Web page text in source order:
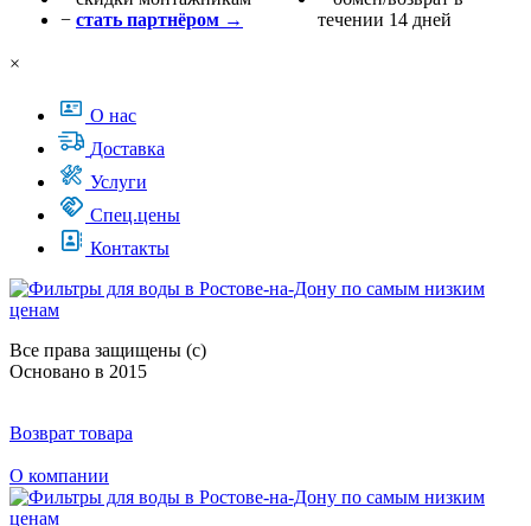
− стать партнёром →
течении 14 дней
×
О нас
Доставка
Услуги
Спец.цены
Контакты
Все права защищены (с)
Основано в 2015
Возврат товара
О компании